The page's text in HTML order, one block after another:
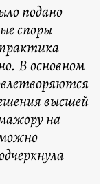
подано
споры
В основном
высшей
на